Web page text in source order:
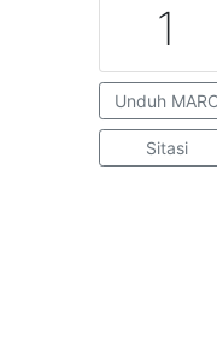
1
Unduh
Sitasi